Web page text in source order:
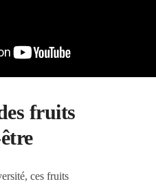
fruits
ces fruits